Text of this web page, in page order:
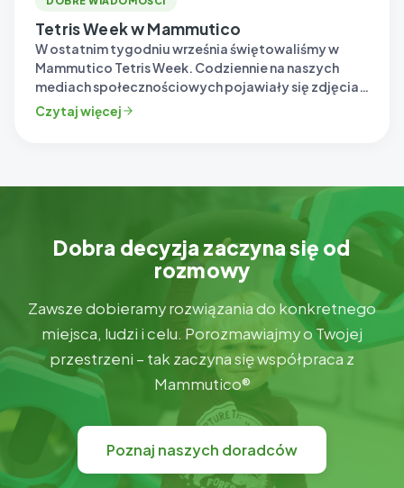
Tetris Week w Mammutico
W ostatnim tygodniu września świętowaliśmy w
Mammutico Tetris Week. Codziennie na naszych
mediach społecznościowych pojawiały się zdjęcia
zestawów w ujęciu…
Czytaj więcej
Dobra decyzja zaczyna się od
rozmowy
Zawsze dobieramy rozwiązania do konkretnego
miejsca, ludzi i celu. Porozmawiajmy o Twojej
przestrzeni – tak zaczyna się współpraca z
Mammutico®
Poznaj naszych doradców